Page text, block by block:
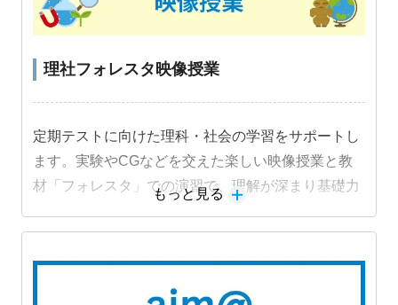
理社フォレスタ映像授業
定期テストに向けた理科・社会の学習をサポートし
ます。実験やCGなどを交えた楽しい映像授業と教
材「フォレスタ」での演習で、理解が深まり基礎力
もっと見る